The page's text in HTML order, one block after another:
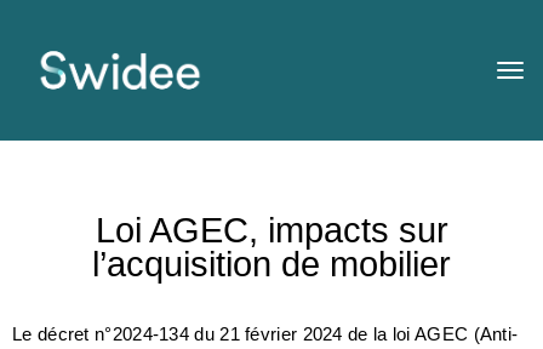
Loi AGEC, impacts sur
l’acquisition de mobilier
Le décret n°2024-134 du 21 février 2024 de la loi AGEC (Anti-